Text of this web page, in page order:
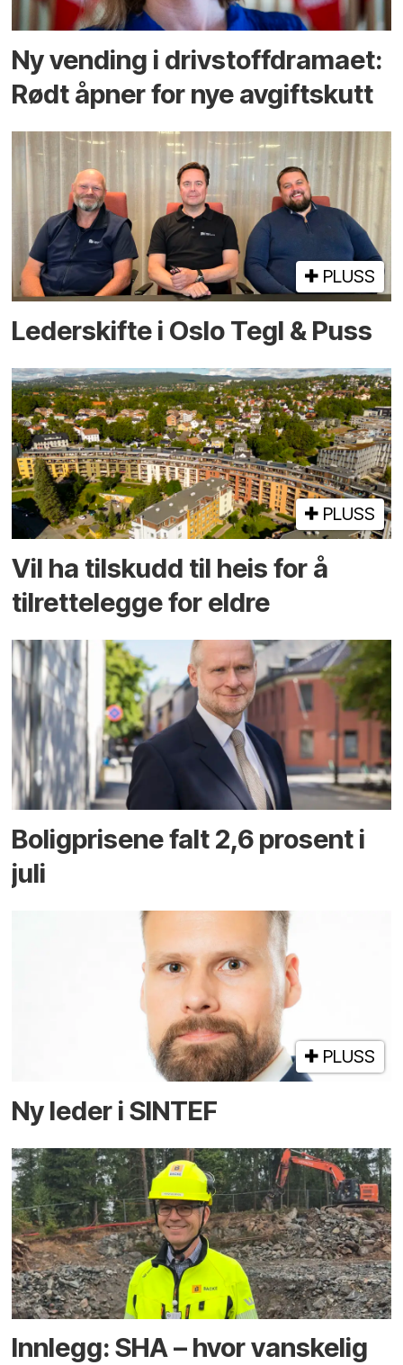
Ny vending i drivstoffdramaet:
Rødt åpner for nye avgiftskutt
PLUSS
Lederskifte i Oslo Tegl & Puss
PLUSS
Vil ha tilskudd til heis for å
tilrettelegge for eldre
Boligprisene falt 2,6 prosent i
juli
PLUSS
Ny leder i SINTEF
Innlegg: SHA – hvor vanskelig